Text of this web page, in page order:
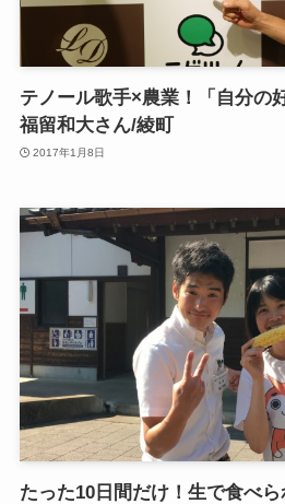
テノール歌手×農業！「自分の
福留和大さん/綾町
2017年1月8日
たった10日間だけ！生で食べ